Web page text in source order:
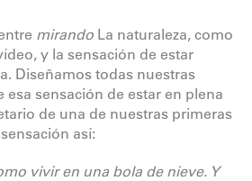
mirando La naturaleza, como
y la sensación de estar
Diseñamos todas nuestras
esa sensación de estar en plena
de una de nuestras primeras
así:
vivir en una bola de nieve. Y